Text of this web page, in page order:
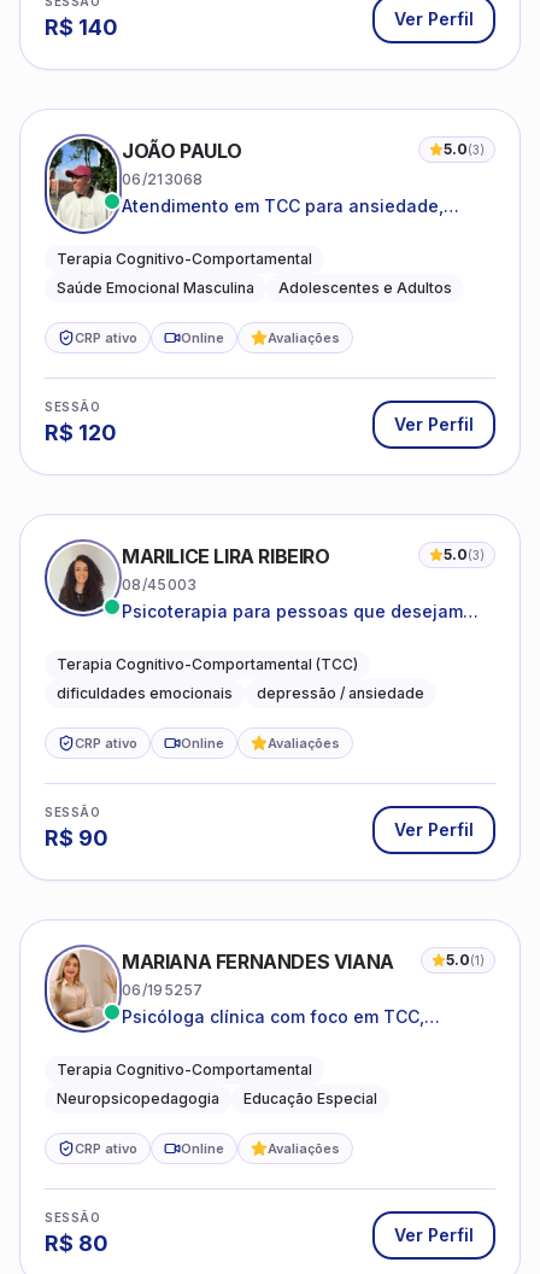
R$ 140 Ver Perfil
JOÃO PAULO 5.0(3)
06/213068
Atendimento em TCC para ansiedade,
emocional
Terapia Cognitivo-Comportamental
Saúde Emocional Masculina
Adolescentes e Adultos
CRP ativo Online Avaliações
SESSÃO
R$ 120 Ver Perfil
MARILICE LIRA RIBEIRO 5.0(3)
08/45003
Psicoterapia para pessoas que desejam
dificuldades do dia a dia
Terapia Cognitivo-Comportamental (TCC)
dificuldades emocionais
depressão / ansiedade
CRP ativo Online Avaliações
SESSÃO
R$ 90 Ver Perfil
MARIANA FERNANDES VIANA 5.0(1)
06/195257
Psicóloga clínica com foco em TCC,
do neurodesenvolvimento.
Terapia Cognitivo-Comportamental
Neuropsicopedagogia
Educação Especial
CRP ativo Online Avaliações
SESSÃO
R$ 80 Ver Perfil